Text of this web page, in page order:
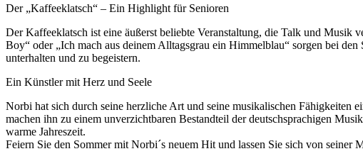
Der „Kaffeeklatsch“ – Ein Highlight für Senioren
Der Kaffeeklatsch ist eine äußerst beliebte Veranstaltung, die Talk und
Boy“ oder „Ich mach aus deinem Alltagsgrau ein Himmelblau“ sorgen bei
unterhalten und zu begeistern.
Ein Künstler mit Herz und Seele
Norbi hat sich durch seine herzliche Art und seine musikalischen Fähigkeiten
machen ihn zu einem unverzichtbaren Bestandteil der deutschsprachigen
warme Jahreszeit.
Feiern Sie den Sommer mit Norbi´s neuem Hit und lassen Sie sich von seiner